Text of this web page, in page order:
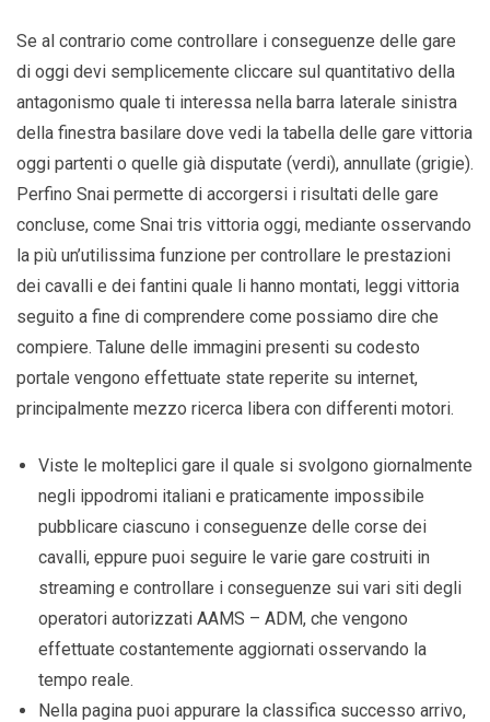
Se al contrario come controllare i conseguenze delle gare
di oggi devi semplicemente cliccare sul quantitativo della
antagonismo quale ti interessa nella barra laterale sinistra
della finestra basilare dove vedi la tabella delle gare vittoria
oggi partenti o quelle già disputate (verdi), annullate (grigie).
Perfino Snai permette di accorgersi i risultati delle gare
concluse, come Snai tris vittoria oggi, mediante osservando
la più un’utilissima funzione per controllare le prestazioni
dei cavalli e dei fantini quale li hanno montati, leggi vittoria
seguito a fine di comprendere come possiamo dire che
compiere. Talune delle immagini presenti su codesto
portale vengono effettuate state reperite su internet,
principalmente mezzo ricerca libera con differenti motori.
Viste le molteplici gare il quale si svolgono giornalmente
negli ippodromi italiani e praticamente impossibile
pubblicare ciascuno i conseguenze delle corse dei
cavalli, eppure puoi seguire le varie gare costruiti in
streaming e controllare i conseguenze sui vari siti degli
operatori autorizzati AAMS – ADM, che vengono
effettuate costantemente aggiornati osservando la
tempo reale.
Nella pagina puoi appurare la classifica successo arrivo,